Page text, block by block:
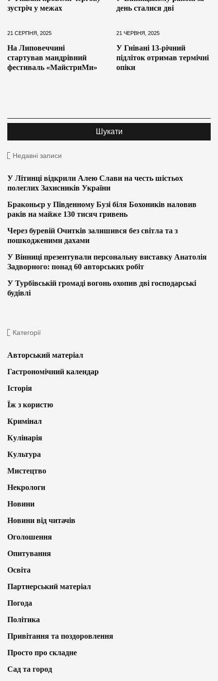
зустріч у межах
день сталися дві
21 СЕРПНЯ, 2025
На Липовеччині
стартував мандрівний
фестиваль «МайстриМи»
21 ЧЕРВНЯ, 2025
У Гнівані 13-річний
підліток отримав термічні
опіки
Недавні записи
У Літинці відкрили Алею Слави на честь шістьох
полеглих Захисників України
Браконьєр у Південному Бузі біля Бохоників наловив
раків на майже 130 тисяч гривень
Через буревій Очитків залишився без світла та з
пошкодженими дахами
У Вінниці презентували персональну виставку Анатолія
Задворного: понад 60 авторських робіт
У Турбівській громаді вогонь охопив дві господарські
будівлі
Категорії
Авторський матеріал
Гастрономічний календар
Історія
Їж з користю
Кримінал
Кулінарія
Культура
Мистецтво
Некрологи
Новини
Новини від читачів
Оголошення
Опитування
Освіта
Партнерський матеріал
Погода
Політика
Привітання та поздоровлення
Просто про складне
Сад та город